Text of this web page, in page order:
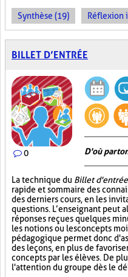
Synthèse (19) Réflexion
BILLET D’ENTRÉE
0 D'où
La technique du Billet d'entrée
rapide et sommaire des
des derniers cours, en les
questions. L’enseignant peut
réponses reçues quelques
les notions ou les concepts
pédagogique permet donc
des leçons, en plus de
concepts par les élèves. De
l'attention du groupe dès le